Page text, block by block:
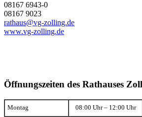
08167 6943-0
08167 9023
rathaus@vg-zolling.de
www.vg-zolling.de
Öffnungszeiten des Rathauses
Montag 08:00 Uhr – 12:00 Uhr